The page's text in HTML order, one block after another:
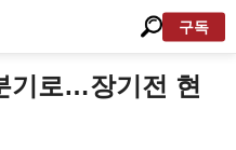
구독
기로…장기전 현